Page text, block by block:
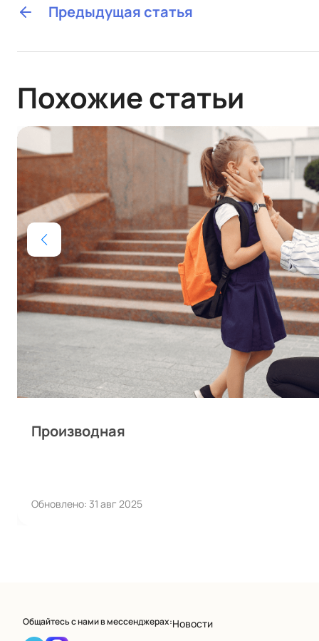
Предыдущая статья
Похожие статьи
Производная
Обновлено: 31 авг 2025
Общайтесь с нами в мессенджерах:Новости